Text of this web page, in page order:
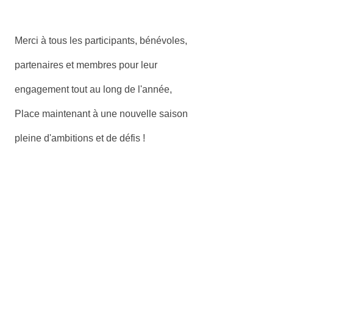
Merci à tous les participants, bénévoles,
partenaires et membres pour leur
engagement tout au long de l'année,
Place maintenant à une nouvelle saison
pleine d'ambitions et de défis !